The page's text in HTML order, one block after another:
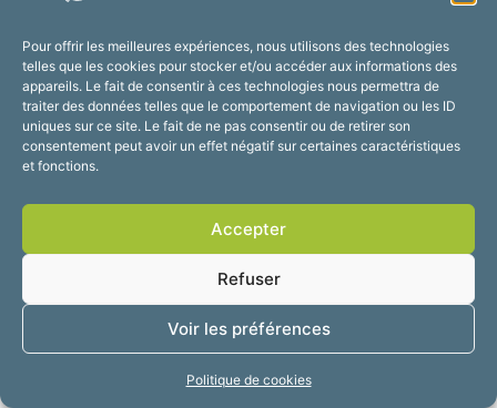
Pour offrir les meilleures expériences, nous utilisons des technologies
telles que les cookies pour stocker et/ou accéder aux informations des
appareils. Le fait de consentir à ces technologies nous permettra de
traiter des données telles que le comportement de navigation ou les ID
uniques sur ce site. Le fait de ne pas consentir ou de retirer son
consentement peut avoir un effet négatif sur certaines caractéristiques
et fonctions.
Accepter
Refuser
Voir les préférences
Politique de cookies
Du lundi au vendredi :
de 8h30 à 12h et de 13h30 à 17h30
Suivez-nous !
Mentions légales
Plan du site
Confidentialité
2025 © Propulsé par
Utopia